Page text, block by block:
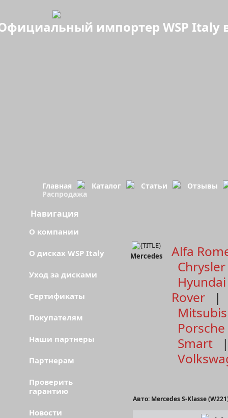
импортер WSP Italy
Главная Каталог Статьи
Отзывы
Распродажа
Mercedes
Alfa
Chrysler
Hyundai
Rover
Porsche
Smart
Авто: Mercedes S-Klasse
Навигация
О компании
О дисках WSP Italy
Уход за дисками
Сертификаты
Покупателям
Наши партнеры
Партнерам
Проверить
гарантию
Новости